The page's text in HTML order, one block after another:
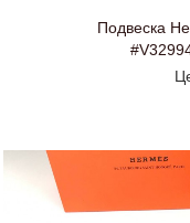
Подвеска